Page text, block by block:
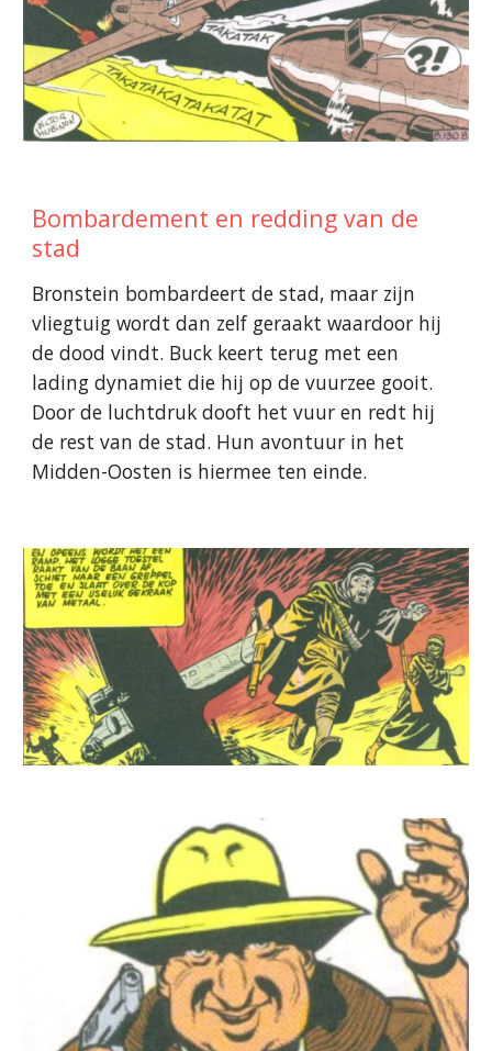
Bombardement en redding van de
stad
Bronstein bombardeert de stad, maar zijn
vliegtuig wordt dan zelf geraakt waardoor hij
de dood vindt. Buck keert terug met een
lading dynamiet die hij op de vuurzee gooit.
Door de luchtdruk dooft het vuur en redt hij
de rest van de stad. Hun avontuur in het
Midden-Oosten is hiermee ten einde.